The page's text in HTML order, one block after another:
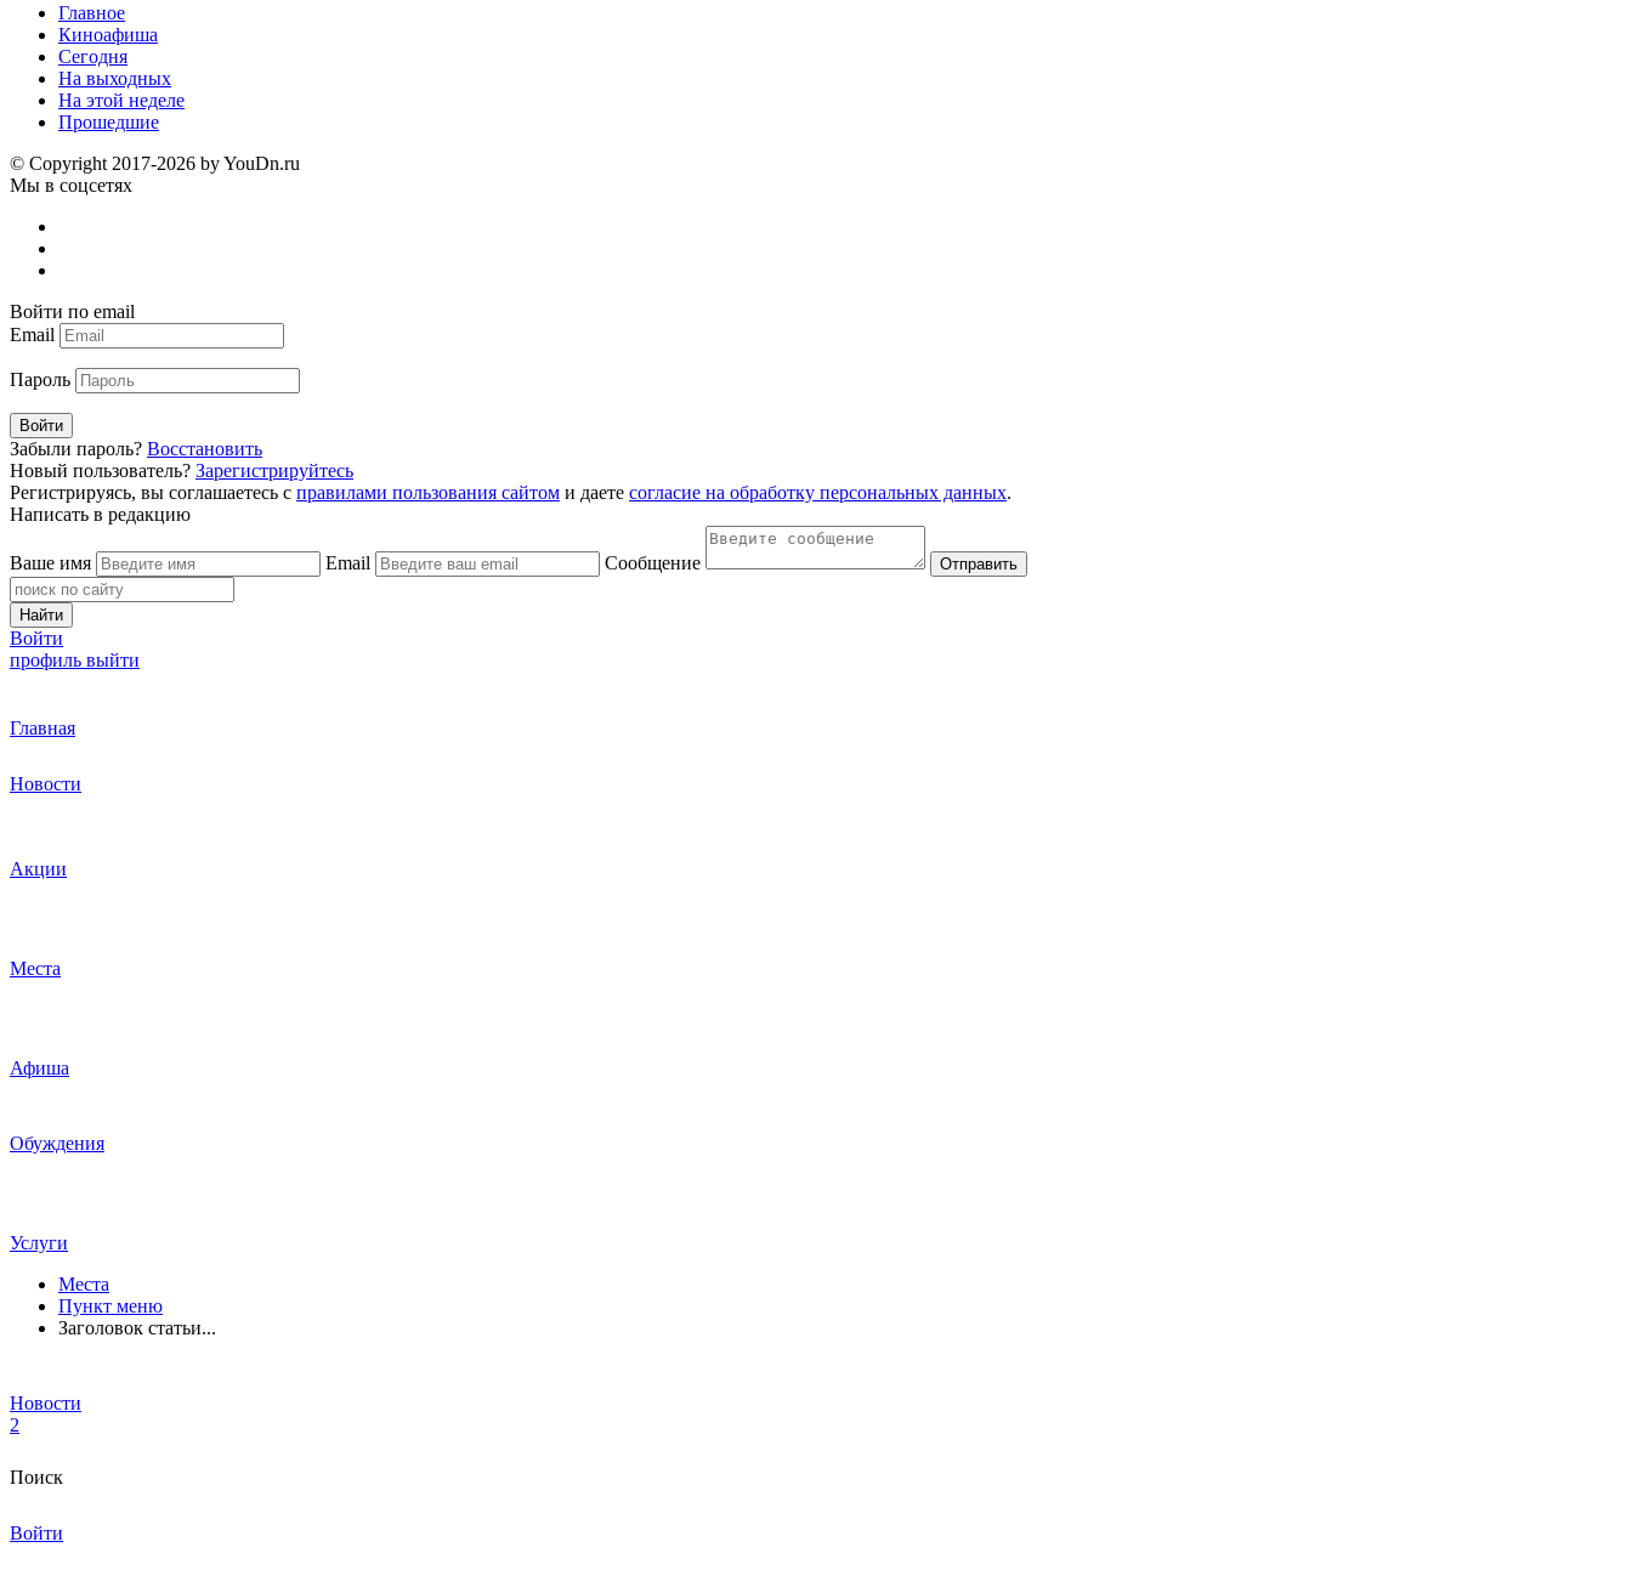
Главное
Киноафиша
Сегодня
На выходных
На этой неделе
Прошедшие
© Copyright 2017-2026 by YouDn.ru
Мы в соцсетях
Войти по email
Email
Пароль
Войти
Забыли пароль? Восстановить
Новый пользователь? Зарегистрируйтесь
Регистрируясь, вы соглашаетесь с правилами пользования сайтом и даете согласие на обработку персональных данных.
Написать в редакцию
Ваше имя Email Сообщение Отправить
Найти
Войти
профиль выйти
Главная
Новости
Акции
Места
Афиша
Обуждения
Услуги
Места
Пункт меню
Заголовок статьи...
Новости
2
Поиск
Войти